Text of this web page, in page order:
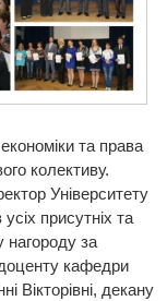
та права
колективу.
Університету
присутніх та
нагороду за
кафедри
Вікторівні, декану